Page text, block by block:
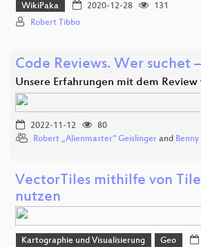
WikiPaka 2020-12-28
131
Robert Tibbo
Code Reviews. Wer suchet
Unsere Erfahrungen mit dem
2022-11-12
80
Robert „Alienmaster“ Geislinger and Benny
VectorTiles mithilfe von
nutzen
Kartographie und Visualisierung Geo